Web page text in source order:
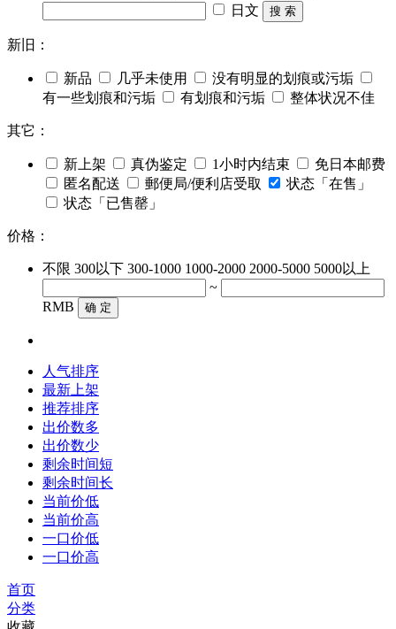
日文
搜 索
新旧：
新品 几乎未使用
没有明显的划痕或污垢
有一些划痕和污垢
有划痕和污垢 整体状况不佳
其它：
新上架 真伪鉴定 1小时内结束
免日本邮费
匿名配送
郵便局/便利店受取
状态「在售」
状态「已售罄」
价格：
不限 300以下 300-1000 1000-2000 2000-5000 5000以上
~
RMB
确 定
人气排序
最新上架
推荐排序
出价数多
出价数少
剩余时间短
剩余时间长
当前价低
当前价高
一口价低
一口价高
首页
分类